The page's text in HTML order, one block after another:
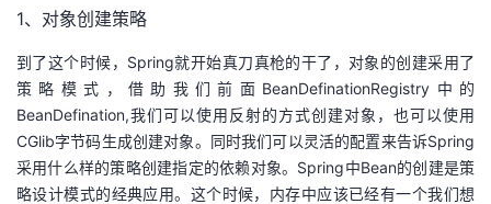
1、对象创建策略
到了这个时候，Spring就开始真刀真枪的干了，对象的创建采用了
策略模式，借助我们前面BeanDefinationRegistry中的
BeanDefination,我们可以使用反射的方式创建对象，也可以使用
CGlib字节码生成创建对象。同时我们可以灵活的配置来告诉Spring
采用什么样的策略创建指定的依赖对象。Spring中Bean的创建是策
略设计模式的经典应用。这个时候，内存中应该已经有一个我们想